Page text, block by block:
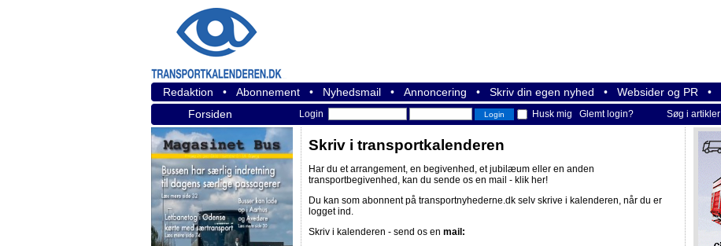
Redaktion • Abonnement • Nyhedsmail • Annoncering • Skriv din egen nyhed • Websider og PR •
Forsiden
Login Husk mig Glemt login? Søg i artikler
Skriv i transportkalenderen
Har du et arrangement, en begivenhed, et jubilæum eller en anden
transportbegivenhed, kan du sende os en mail - klik her!
Du kan som abonnent på transportnyhederne.dk selv skrive i kalenderen, når du er
logget ind.
Skriv i kalenderen - send os en mail: